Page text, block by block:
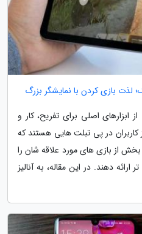
لذت بازی کردن با نمایشگر بزرگ
ابزارهای اصلی برای تفریح، کار و
در پی تبلت هایی هستند که
از بازی های مورد علاقه شان را
دهند. در این مقاله، به آنالیز